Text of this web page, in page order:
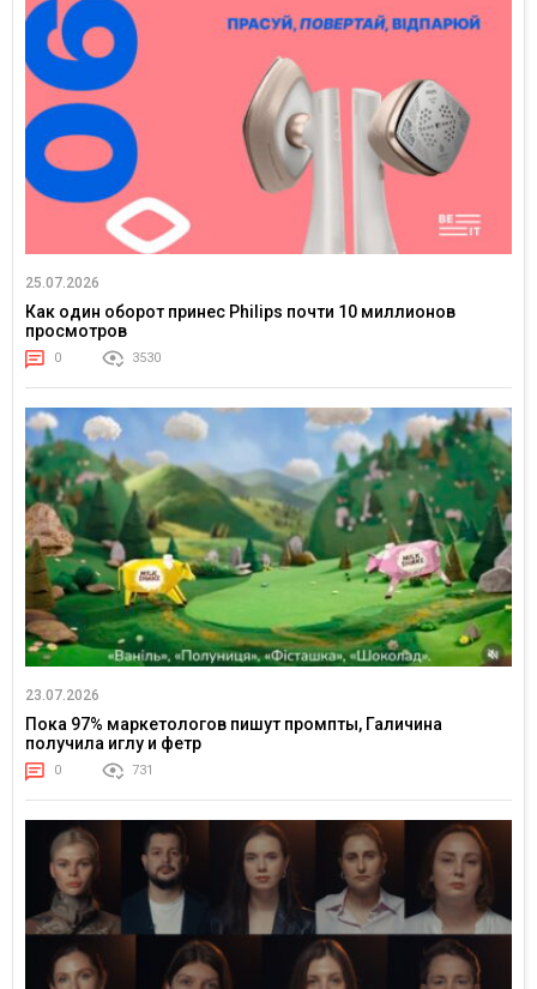
25.07.2026
Как один оборот принес Philips почти 10 миллионов
просмотров
0 3530
23.07.2026
Пока 97% маркетологов пишут промпты, Галичина
получила иглу и фетр
0 731